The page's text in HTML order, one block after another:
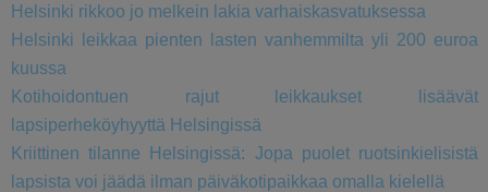
Helsinki rikkoo jo melkein lakia varhaiskasvatuksessa
Helsinki leikkaa pienten lasten vanhemmilta yli 200 euroa
kuussa
Kotihoidontuen rajut leikkaukset lisäävät
lapsiperheköyhyyttä Helsingissä
Kriittinen tilanne Helsingissä: Jopa puolet ruotsinkielisistä
lapsista voi jäädä ilman päiväkotipaikkaa omalla kielellä